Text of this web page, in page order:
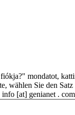
mondatot,
wählen Sie den
info [at] genianet . com